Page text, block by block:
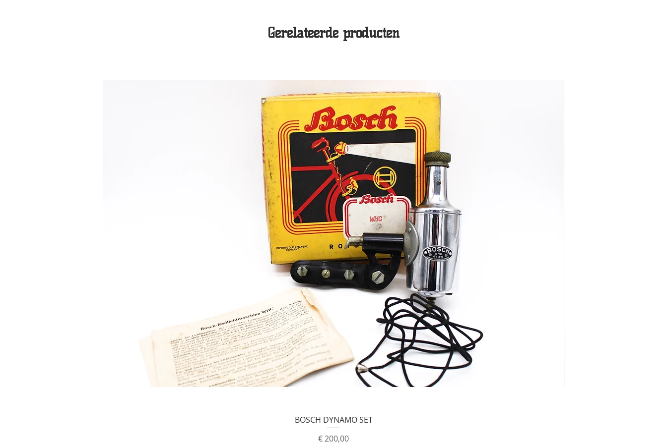
Gerelateerde producten
BOSCH DYNAMO SET
Prijs
€ 200,00